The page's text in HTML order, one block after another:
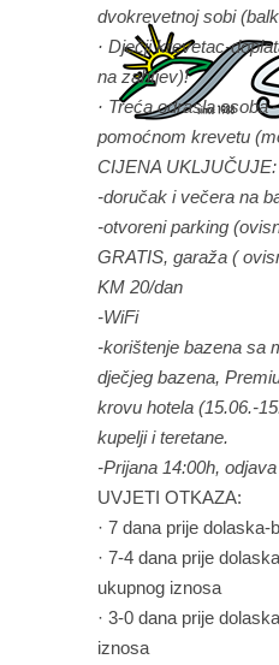
dvokrevetnoj sobi
· Dječji krevetac-
na zahtjev)!
· Treća odrasla osoba
pomoćnom krevetu
CIJENA UKLJUČUJE:
-doručak i večera na
-otvoreni parking
GRATIS, garaža (
KM 20/dan
-WiFi
-korištenje bazena sa
dječjeg bazena,
krovu hotela (15.06.-
kupelji i teretane.
-Prijana 14:00h,
UVJETI OTKAZA:
· 7 dana prije dolaska-
· 7-4 dana prije
ukupnog iznosa
· 3-0 dana prije
iznosa